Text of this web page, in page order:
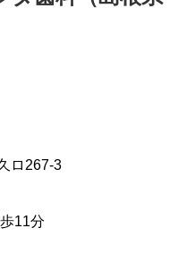
ロ267-3
11分